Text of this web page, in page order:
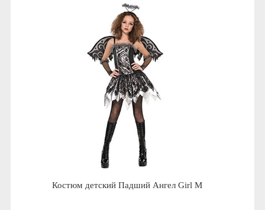
Костюм детский Падший Ангел Girl М